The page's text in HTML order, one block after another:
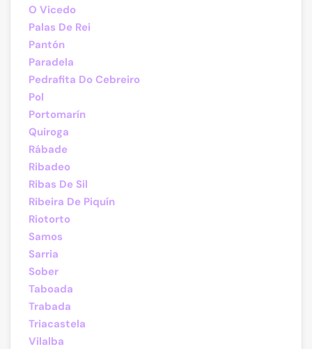
O Vicedo
Palas De Rei
Pantón
Paradela
Pedrafita Do Cebreiro
Pol
Portomarín
Quiroga
Rábade
Ribadeo
Ribas De Sil
Ribeira De Piquín
Riotorto
Samos
Sarria
Sober
Taboada
Trabada
Triacastela
Vilalba